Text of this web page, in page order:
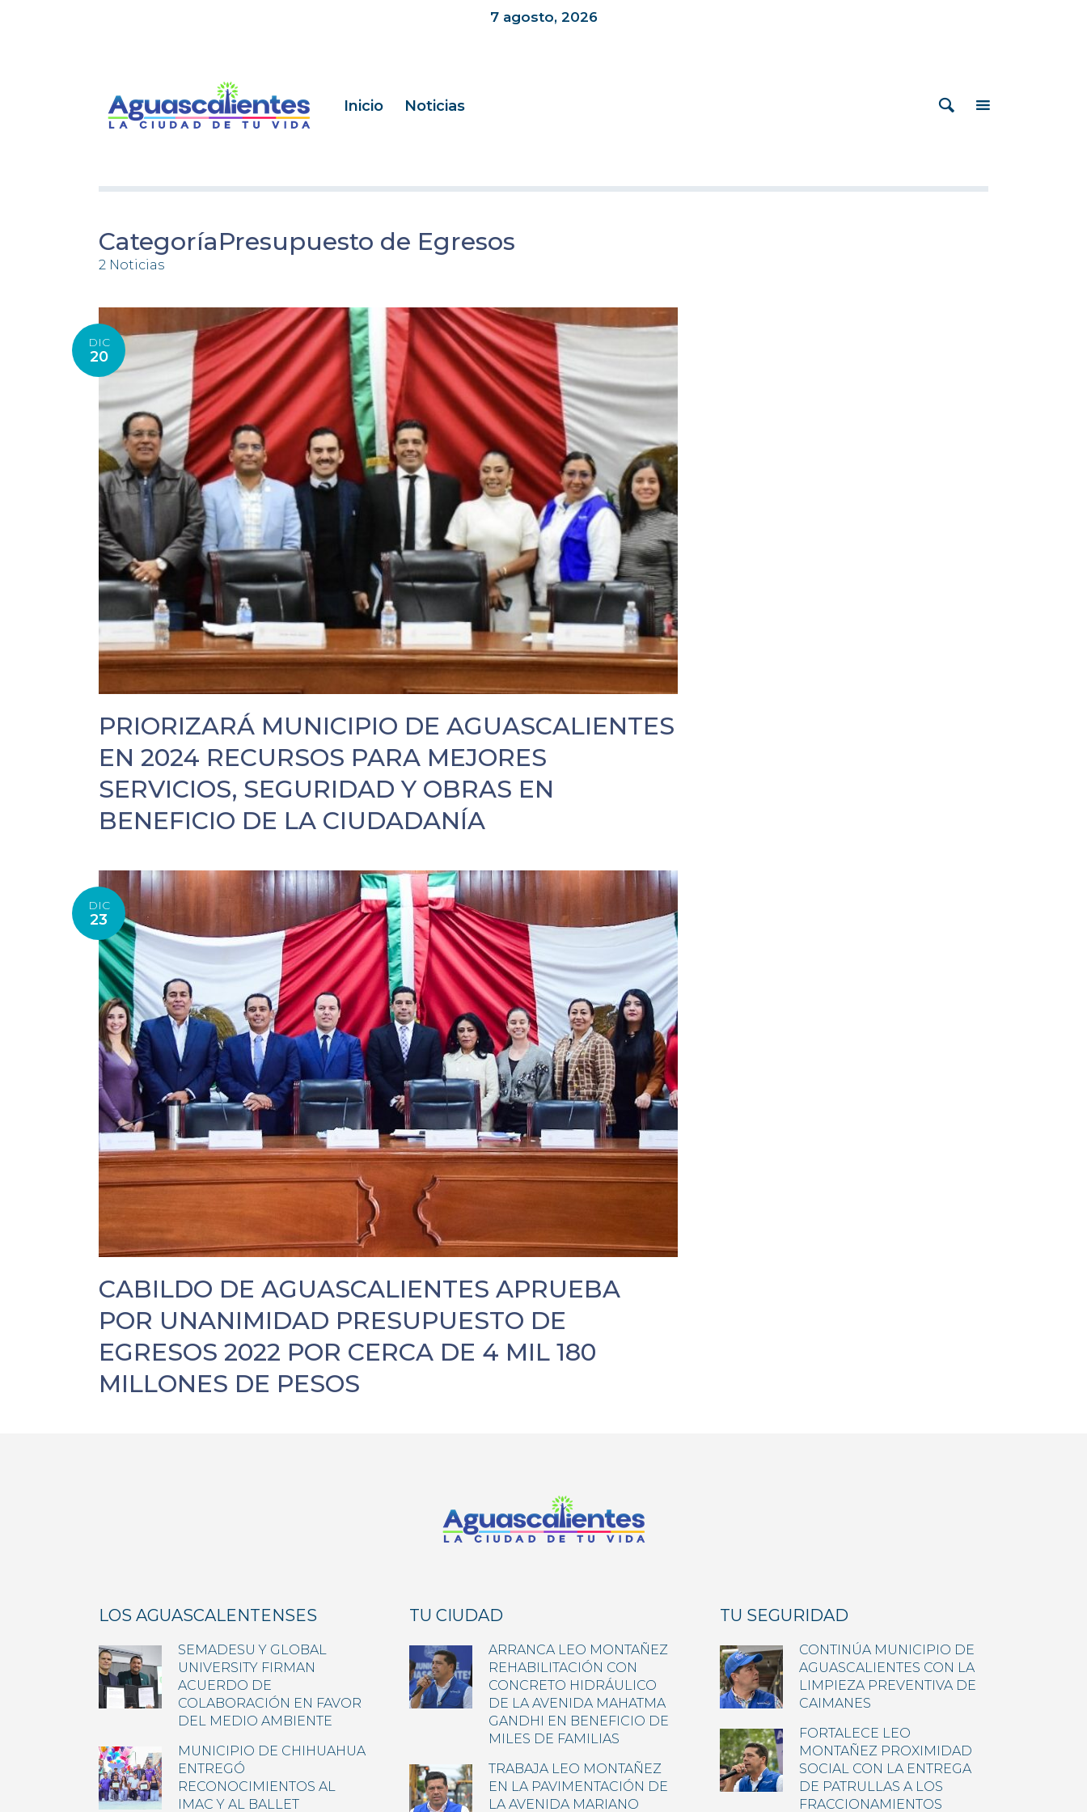
7 agosto, 2026
Inicio Noticias
CategoríaPresupuesto de Egresos
2 Noticias
DIC
20
PRIORIZARÁ MUNICIPIO DE AGUASCALIENTES
EN 2024 RECURSOS PARA MEJORES
SERVICIOS, SEGURIDAD Y OBRAS EN
BENEFICIO DE LA CIUDADANÍA
DIC
23
CABILDO DE AGUASCALIENTES APRUEBA
POR UNANIMIDAD PRESUPUESTO DE
EGRESOS 2022 POR CERCA DE 4 MIL 180
MILLONES DE PESOS
LOS AGUASCALENTENSES
SEMADESU Y GLOBAL
UNIVERSITY FIRMAN
ACUERDO DE
COLABORACIÓN EN FAVOR
DEL MEDIO AMBIENTE
MUNICIPIO DE CHIHUAHUA
ENTREGÓ
RECONOCIMIENTOS AL
IMAC Y AL BALLET
TU CIUDAD
ARRANCA LEO MONTAÑEZ
REHABILITACIÓN CON
CONCRETO HIDRÁULICO
DE LA AVENIDA MAHATMA
GANDHI EN BENEFICIO DE
MILES DE FAMILIAS
TRABAJA LEO MONTAÑEZ
EN LA PAVIMENTACIÓN DE
LA AVENIDA MARIANO
TU SEGURIDAD
CONTINÚA MUNICIPIO DE
AGUASCALIENTES CON LA
LIMPIEZA PREVENTIVA DE
CAIMANES
FORTALECE LEO
MONTAÑEZ PROXIMIDAD
SOCIAL CON LA ENTREGA
DE PATRULLAS A LOS
FRACCIONAMIENTOS